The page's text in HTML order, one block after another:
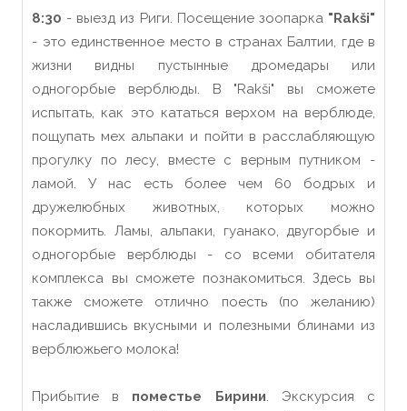
8:30 - выезд из Риги. Посещение зоопарка "Rakši"
- это единственное место в странах Балтии, где в
жизни видны пустынные дромедары или
одногорбые верблюды. В "Rakši" вы сможете
испытать, как это кататься верхом на верблюде,
пощупать мех альпаки и пойти в расслабляющую
прогулку по лесу, вместе с верным путником -
ламой. У нас есть более чем 60 бодрых и
дружелюбных животных, которых можно
покормить. Ламы, альпаки, гуанако, двугорбые и
одногорбые верблюды - со всеми обитателя
комплекса вы сможете познакомиться. Здесь вы
также сможете отлично поесть (по желанию)
насладившись вкусными и полезными блинами из
верблюжьего молока!
Прибытие в поместье Бирини. Экскурсия с